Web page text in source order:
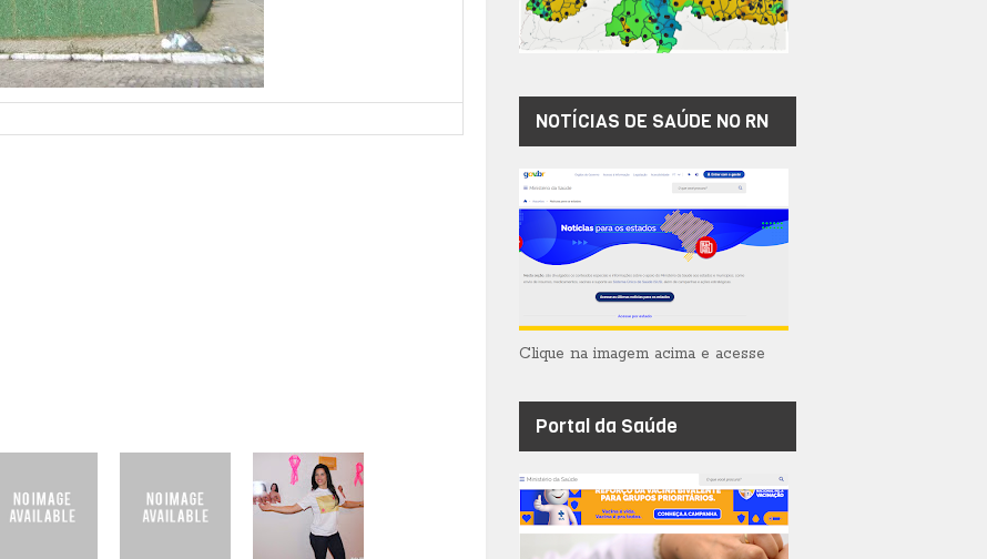
NOTÍCIAS DE SAÚDE NO RN
Clique na imagem acima e acesse
Portal da Saúde